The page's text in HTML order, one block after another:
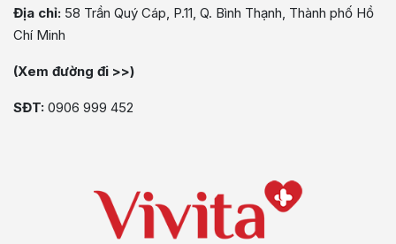
Địa chỉ: 58 Trần Quý Cáp, P.11, Q. Bình Thạnh, Thành phố Hồ
Chí Minh
(Xem đường đi >>)
SĐT: 0906 999 452